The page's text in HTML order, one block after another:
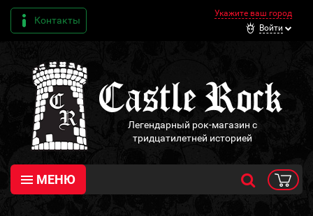
Контакты
Укажите ваш город
Войти
Легендарный рок-магазин с
тридцатилетней историей
МЕНЮ